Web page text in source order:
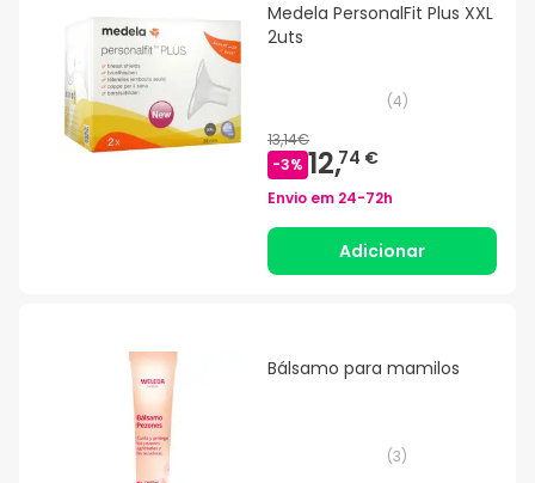
Medela PersonalFit Plus XXL
2uts
(4)
13,14€
-3% 12,74 €
Envio em 24-72h
Adicionar
Bálsamo para mamilos
(3)